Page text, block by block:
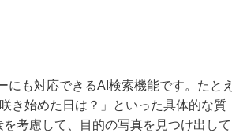
にも対応できるAI検索機能です。たとえ
き始めた日は？」といった具体的な質
考慮して、目的の写真を見つけ出して